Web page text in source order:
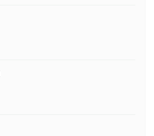
neodídem, Tešiteľ neprijde k
ho k vám. [Jn 16:7]
štyroch živých bytostí,